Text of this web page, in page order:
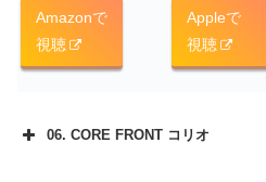
Amazonで
視聴
Appleで
視聴
06. CORE FRONT コリオ